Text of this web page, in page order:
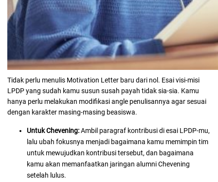
Tidak perlu menulis Motivation Letter baru dari nol. Esai visi-misi
LPDP yang sudah kamu susun susah payah tidak sia-sia. Kamu
hanya perlu melakukan modifikasi angle penulisannya agar sesuai
dengan karakter masing-masing beasiswa.
Untuk Chevening:Ambil paragraf kontribusi di esai LPDP-mu,
lalu ubah fokusnya menjadi bagaimana kamu memimpin tim
untuk mewujudkan kontribusi tersebut, dan bagaimana
kamu akan memanfaatkan jaringan alumni Chevening
setelah lulus.